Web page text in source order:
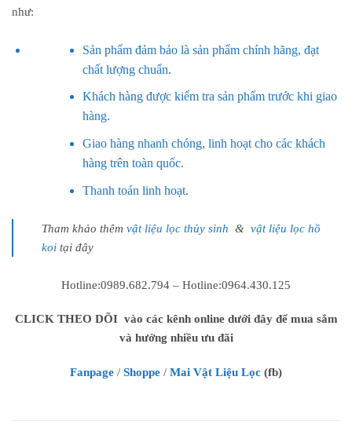
như:
Sản phẩm đảm bảo là sản phẩm chính hãng, đạt
chất lượng chuẩn.
Khách hàng được kiểm tra sản phẩm trước khi giao
hàng.
Giao hàng nhanh chóng, linh hoạt cho các khách
hàng trên toàn quốc.
Thanh toán linh hoạt.
Tham khảo thêm vật liệu lọc thủy sinh & vật liệu lọc hồ
koi tại đây
Hotline:0989.682.794 – Hotline:0964.430.125
CLICK THEO DÕI vào các kênh online dưới đây để mua sắm
và hưởng nhiều ưu đãi
Fanpage / Shoppe / Mai Vật Liệu Lọc (fb)